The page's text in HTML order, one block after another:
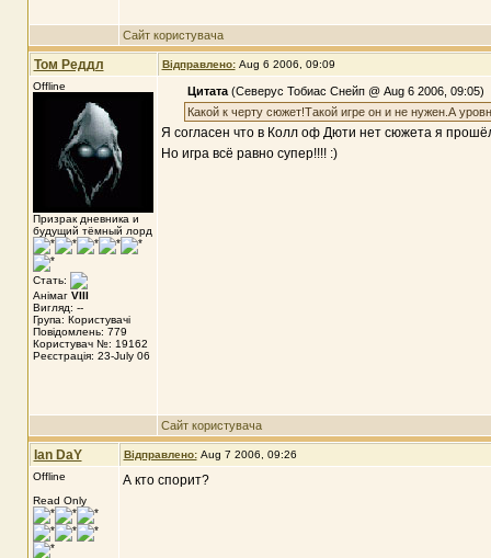
Сайт користувача
Том Реддл Відправлено: Aug 6 2006, 09:09
Offline
Призрак дневника и
будущий тёмный лорд
Стать:
Анімаг VIII
Вигляд: --
Група: Користувачі
Повідомлень: 779
Користувач №: 19162
Реєстрація: 23-July 06
Цитата (Северус Тобиас Снейп @ Aug 6 2006, 09:05)
Какой к черту сюжет!Такой игре он и не нужен.А
Я согласен что в Колл оф Дюти нет сюжета я
Но игра всё равно супер!!!! :)
Сайт користувача
Ian DaY Відправлено: Aug 7 2006, 09:26
Offline
Read Only
А кто спорит?